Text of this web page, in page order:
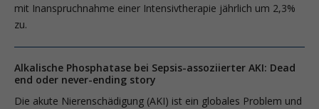
mit Inanspruchnahme einer Intensivtherapie jährlich um 2,3%
zu.
Alkalische Phosphatase bei Sepsis-assoziierter AKI: Dead
end oder never-ending story
Die akute Nierenschädigung (AKI) ist ein globales Problem und